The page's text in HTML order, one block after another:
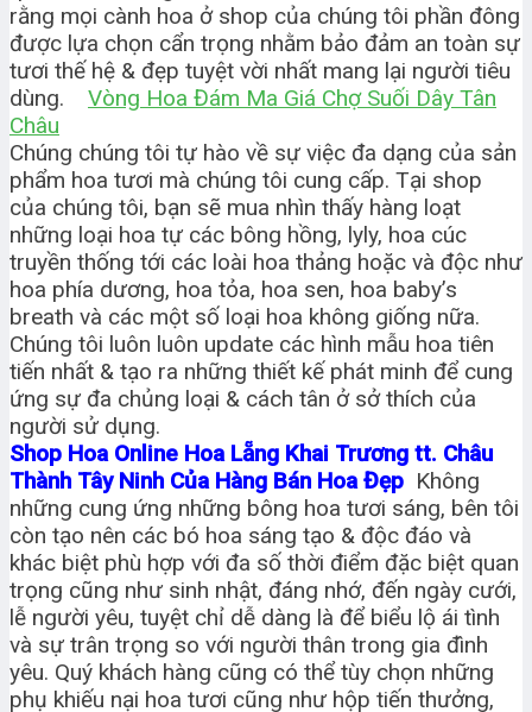
rằng mọi cành hoa ở shop của chúng tôi phần đông
được lựa chọn cẩn trọng nhằm bảo đảm an toàn sự
tươi thế hệ & đẹp tuyệt vời nhất mang lại người tiêu
dùng. Vòng Hoa Đám Ma Giá Chợ Suối Dây Tân
Châu
Chúng chúng tôi tự hào về sự việc đa dạng của sản
phẩm hoa tươi mà chúng tôi cung cấp. Tại shop
của chúng tôi, bạn sẽ mua nhìn thấy hàng loạt
những loại hoa tự các bông hồng, lyly, hoa cúc
truyền thống tới các loài hoa thảng hoặc và độc như
hoa phía dương, hoa tỏa, hoa sen, hoa baby’s
breath và các một số loại hoa không giống nữa.
Chúng tôi luôn luôn update các hình mẫu hoa tiên
tiến nhất & tạo ra những thiết kế phát minh để cung
ứng sự đa chủng loại & cách tân ở sở thích của
người sử dụng.
Shop Hoa Online Hoa Lẵng Khai Trương tt. Châu
Thành Tây Ninh Của Hàng Bán Hoa Đẹp Không
những cung ứng những bông hoa tươi sáng, bên tôi
còn tạo nên các bó hoa sáng tạo & độc đáo và
khác biệt phù hợp với đa số thời điểm đặc biệt quan
trọng cũng như sinh nhật, đáng nhớ, đến ngày cưới,
lễ người yêu, tuyệt chỉ dễ dàng là để biểu lộ ái tình
và sự trân trọng so với người thân trong gia đình
yêu. Quý khách hàng cũng có thể tùy chọn những
phụ khiếu nại hoa tươi cũng như hộp tiến thưởng,